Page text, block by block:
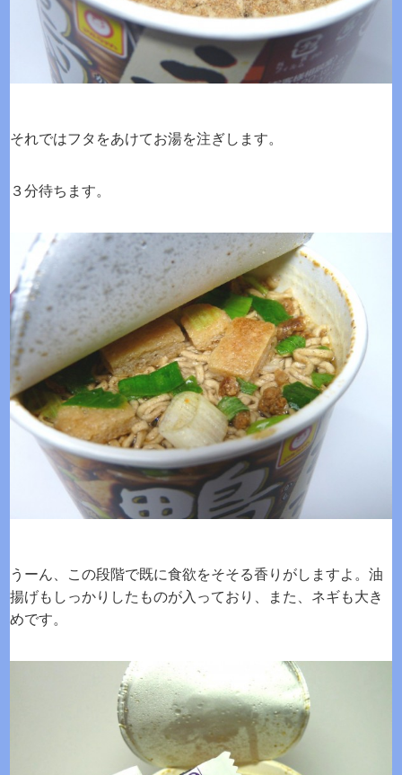
それではフタをあけてお湯を注ぎします。
３分待ちます。
うーん、この段階で既に食欲をそそる香りがしますよ。油
揚げもしっかりしたものが入っており、また、ネギも大き
めです。